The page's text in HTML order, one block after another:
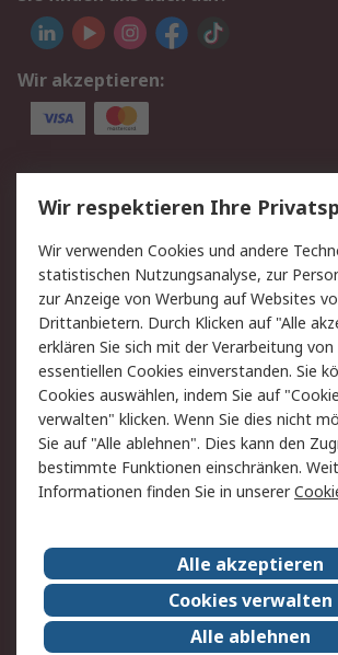
Wir akzeptieren:
Service
Value Added Services
Rücksendung/Entsorgung Kontakt
Hilfe
Rechtliches
RS Verkaufs- und
Lieferbedingungen
Cookie-Richtlinie
Impressum
RS
Karriere bei RS
Qualität/Zertifikate
Presse-
Wir respektieren Ihre
Wir verwenden Cookies und andere
statistischen Nutzungsanalyse, zur
zur Anzeige von Werbung auf Websites
Drittanbietern. Durch Klicken auf "Alle
erklären Sie sich mit der Verarbeitung
essentiellen Cookies einverstanden. Sie
Cookies auswählen, indem Sie auf
verwalten" klicken. Wenn Sie dies nicht
Sie auf "Alle ablehnen". Dies kann den
bestimmte Funktionen einschränken.
Informationen finden Sie in unserer
Alle akzeptieren
Cookies verwalten
Alle ablehnen